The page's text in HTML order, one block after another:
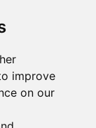
improve
on our